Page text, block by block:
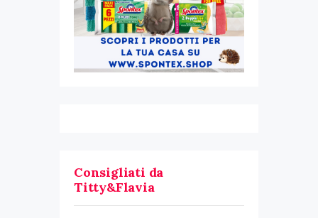
Consigliati da
Titty&Flavia